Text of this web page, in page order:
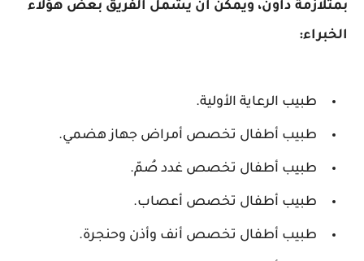
بمتلازمة داون، ويمكن أن يشمل الفريق بعض هؤلاء
الخبراء:
طبيب الرعاية الأولية.
طبيب أطفال تخصص أمراض جهاز هضمي.
طبيب أطفال تخصص غدد صُمّ.
طبيب أطفال تخصص أعصاب.
طبيب أطفال تخصص أنف وأذن وحنجرة.